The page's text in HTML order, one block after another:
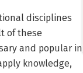
disciplines
of these
and popular in
knowledge,